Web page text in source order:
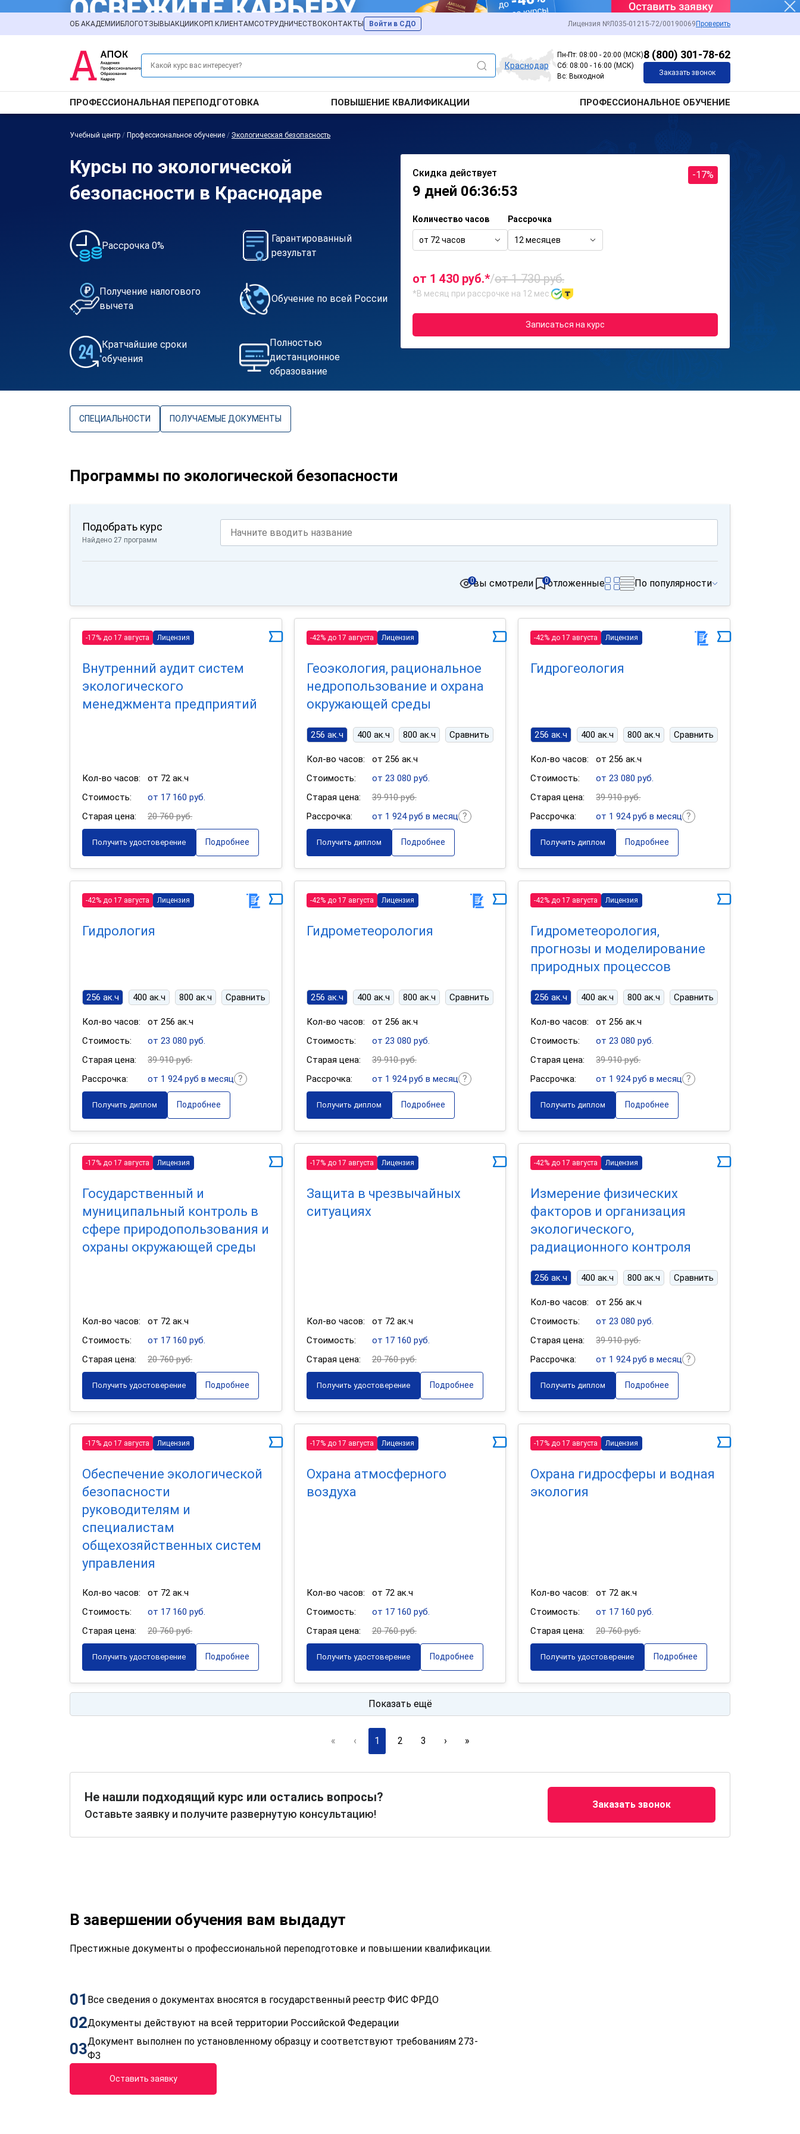
ОБ АКАДЕМИИ БЛОГОТЗЫВЫ АКЦИИ КОРП.КЛИЕНТАМСОТРУДНИЧЕСТВО КОНТАКТЫ Войти в СДО Лицензия №Л035-01215-72/00190069 Проверить
Краснодар
Пн-Пт: 08:00 - 20:00 (МСК)
Сб: 08:00 - 16:00 (МСК)
Вс: Выходной
8 (800) 301-78-62
Заказать звонок
ПРОФЕССИОНАЛЬНАЯ ПЕРЕПОДГОТОВКА ПОВЫШЕНИЕ КВАЛИФИКАЦИИ ПРОФЕССИОНАЛЬНОЕ ОБУЧЕНИЕ
Учебный центр / Профессиональное обучение / Экологическая безопасность
Курсы по экологической
безопасности в Краснодаре
Рассрочка 0%
Гарантированный
результат
Получение налогового
вычета
Обучение по всей России
Кратчайшие сроки
обучения
Полностью
дистанционное
образование
Скидка действует
9 дней 06:36:53
-17%
Количество часов
от 72 часов
Рассрочка
12 месяцев
от 1 430 руб.*/от 1 730 руб.
*В месяц при рассрочке на 12 мес.
Записаться на курс
СПЕЦИАЛЬНОСТИ ПОЛУЧАЕМЫЕ ДОКУМЕНТЫ
Программы по экологической безопасности
Подобрать курс
Найдено 27 программ
вы смотрели
0 отложенные
0 По популярности
-17% до 17 августа Лицензия
Внутренний аудит систем
экологического
менеджмента предприятий
Кол-во часов:
от 72 ак.ч
Стоимость:
от 17 160 руб.
Старая цена:
20 760 руб.
Получить удостоверение Подробнее
-42% до 17 августа Лицензия
Геоэкология, рациональное
недропользование и охрана
окружающей среды
256 ак.ч 400 ак.ч 800 ак.ч Сравнить
Кол-во часов:
от 256 ак.ч
Стоимость:
от 23 080 руб.
Старая цена:
39 910 руб.
Рассрочка:
от 1 924 руб в месяц
Получить диплом Подробнее
-42% до 17 августа Лицензия
Гидрогеология
256 ак.ч 400 ак.ч 800 ак.ч Сравнить
Кол-во часов:
от 256 ак.ч
Стоимость:
от 23 080 руб.
Старая цена:
39 910 руб.
Рассрочка:
от 1 924 руб в месяц
Получить диплом Подробнее
-42% до 17 августа Лицензия
Гидрология
256 ак.ч 400 ак.ч 800 ак.ч Сравнить
Кол-во часов:
от 256 ак.ч
Стоимость:
от 23 080 руб.
Старая цена:
39 910 руб.
Рассрочка:
от 1 924 руб в месяц
Получить диплом Подробнее
-42% до 17 августа Лицензия
Гидрометеорология
256 ак.ч 400 ак.ч 800 ак.ч Сравнить
Кол-во часов:
от 256 ак.ч
Стоимость:
от 23 080 руб.
Старая цена:
39 910 руб.
Рассрочка:
от 1 924 руб в месяц
Получить диплом Подробнее
-42% до 17 августа Лицензия
Гидрометеорология,
прогнозы и моделирование
природных процессов
256 ак.ч 400 ак.ч 800 ак.ч Сравнить
Кол-во часов:
от 256 ак.ч
Стоимость:
от 23 080 руб.
Старая цена:
39 910 руб.
Рассрочка:
от 1 924 руб в месяц
Получить диплом Подробнее
-17% до 17 августа Лицензия
Государственный и
муниципальный контроль в
сфере природопользования и
охраны окружающей среды
Кол-во часов:
от 72 ак.ч
Стоимость:
от 17 160 руб.
Старая цена:
20 760 руб.
Получить удостоверение Подробнее
-17% до 17 августа Лицензия
Защита в чрезвычайных
ситуациях
Кол-во часов:
от 72 ак.ч
Стоимость:
от 17 160 руб.
Старая цена:
20 760 руб.
Получить удостоверение Подробнее
-42% до 17 августа Лицензия
Измерение физических
факторов и организация
экологического,
радиационного контроля
256 ак.ч 400 ак.ч 800 ак.ч Сравнить
Кол-во часов:
от 256 ак.ч
Стоимость:
от 23 080 руб.
Старая цена:
39 910 руб.
Рассрочка:
от 1 924 руб в месяц
Получить диплом Подробнее
-17% до 17 августа Лицензия
Обеспечение экологической
безопасности
руководителям и
специалистам
общехозяйственных систем
управления
Кол-во часов:
от 72 ак.ч
Стоимость:
от 17 160 руб.
Старая цена:
20 760 руб.
Получить удостоверение Подробнее
-17% до 17 августа Лицензия
Охрана атмосферного
воздуха
Кол-во часов:
от 72 ак.ч
Стоимость:
от 17 160 руб.
Старая цена:
20 760 руб.
Получить удостоверение Подробнее
-17% до 17 августа Лицензия
Охрана гидросферы и водная
экология
Кол-во часов:
от 72 ак.ч
Стоимость:
от 17 160 руб.
Старая цена:
20 760 руб.
Получить удостоверение Подробнее
Показать ещё
« ‹ 1 2 3 › »
Не нашли подходящий курс или остались вопросы?
Оставьте заявку и получите развернутую консультацию!
Заказать звонок
В завершении обучения вам выдадут
Престижные документы о профессиональной переподготовке и повышении квалификации.
01 Все сведения о документах вносятся в государственный реестр ФИС ФРДО
02Документы действуют на всей территории Российской Федерации
03Документ выполнен по установленному образцу и соответствуют требованиям 273-
ФЗ
Оставить заявку